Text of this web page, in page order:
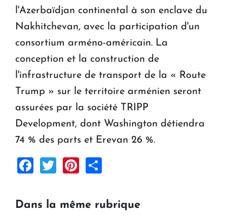
l'Azerbaïdjan continental à son enclave du
Nakhitchevan, avec la participation d'un
consortium arméno-américain. La
conception et la construction de
l'infrastructure de transport de la « Route
Trump » sur le territoire arménien seront
assurées par la société TRIPP
Development, dont Washington détiendra
74 % des parts et Erevan 26 %.
Facebook
TwitterPinterest
Dans la même rubrique